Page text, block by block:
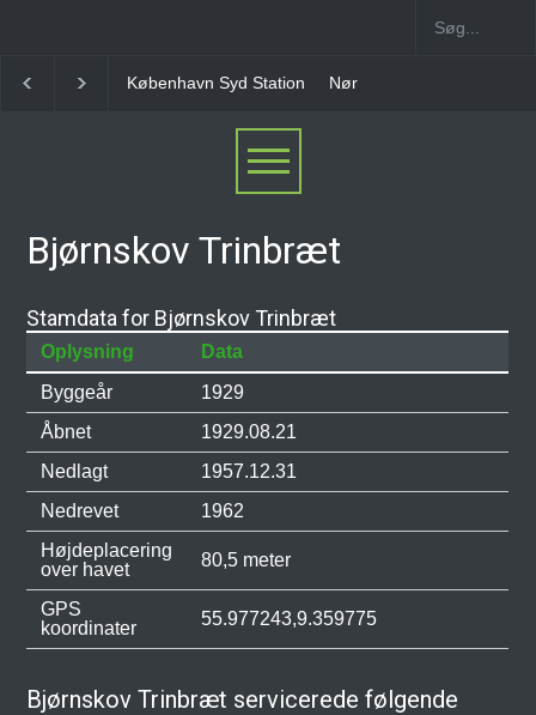
København Syd Station Nørrebro B Station [1886-
Bjørnskov Trinbræt
Stamdata for Bjørnskov Trinbræt
Oplysning
Data
Byggeår
1929
Åbnet
1929.08.21
Nedlagt
1957.12.31
Nedrevet
1962
Højdeplacering
over havet
80,5 meter
GPS
koordinater
55.977243,9.359775
Bjørnskov Trinbræt servicerede følgende